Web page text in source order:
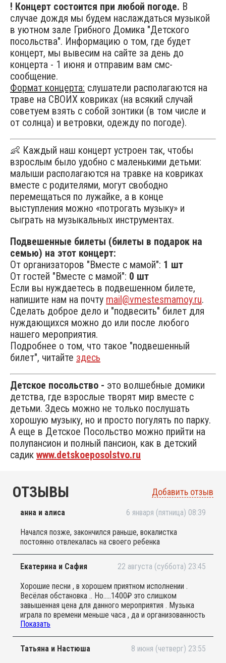
! Концерт состоится при любой погоде. В
случае дождя мы будем наслаждаться музыкой
в уютном зале Грибного Домика "Детского
посольства". Информацию о том, где будет
концерт, мы вывесим на сайте за день до
концерта - 1 июня и отправим вам смс-
сообщение.
Формат концерта: слушатели располагаются на
траве на СВОИХ ковриках (на всякий случай
советуем взять с собой зонтики (в том числе и
от солнца) и ветровки, одежду по погоде).
👶 Каждый наш концерт устроен так, чтобы
взрослым было удобно с маленькими детьми:
малыши располагаются на травке на ковриках
вместе с родителями, могут свободно
перемещаться по лужайке, а в конце
выступления можно «потрогать музыку» и
сыграть на музыкальных инструментах.
Подвешенные билеты (билеты в подарок на
семью) на этот концерт:
От организаторов "Вместе с мамой": 1 шт
От гостей "Вместе с мамой": 0 шт
Если вы нуждаетесь в подвешенном билете,
напишите нам на почту mail@vmestesmamoy.ru.
Сделать доброе дело и "подвесить" билет для
нуждающихся можно до или после любого
нашего мероприятия.
Подробнее о том, что такое "подвешенный
билет", читайте здесь
Детское посольство - это волшебные домики
детства, где взрослые творят мир вместе с
детьми. Здесь можно не только послушать
хорошую музыку, но и просто погулять по парку.
А еще в Детское Посольство можно прийти на
полупансион и полный пансион, как в детский
садик www.detskoeposolstvo.ru
ОТЗЫВЫ Добавить отзыв
анна и алиса 6 января (пятница) 08:39
Начался позже, закончился раньше, вокалистка
постоянно отвлекалась на своего ребенка
Екатерина и Сафия 22 августа (суббота) 23:45
Хорошие песни , в хорошем приятном исполнении .
Весёлая обстановка .. Но.....1400₽ это слишком
завышенная цена для данного мероприятия . Музыка
играла по времени меньше часа , да и организованность
оставляет желать лучшего )
Показать
Татьяна и Настюша 8 июня (четверг) 23:55